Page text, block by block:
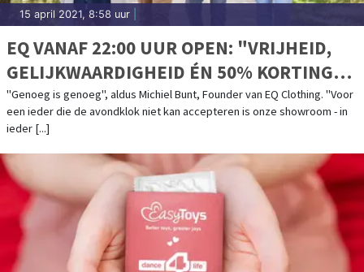
15 april 2021, 8:58 uur
EQ VANAF 22:00 UUR OPEN: "VRIJHEID,
GELIJKWAARDIGHEID ÉN 50% KORTING
VOOR IEDEREEN"
"Genoeg is genoeg", aldus Michiel Bunt, Founder van EQ Clothing. "Voor
een ieder die de avondklok niet kan accepteren is onze showroom - in
ieder [...]